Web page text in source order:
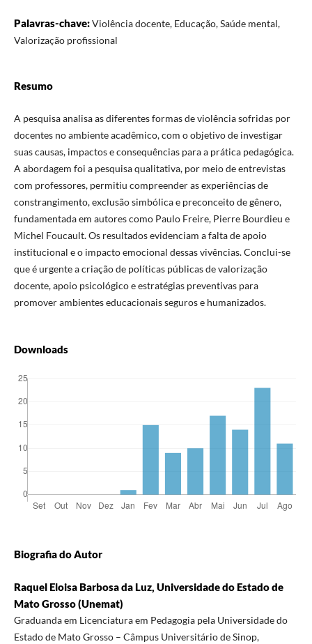
Palavras-chave:Violência docente, Educação, Saúde mental,
Valorização profissional
Resumo
A pesquisa analisa as diferentes formas de violência sofridas por
docentes no ambiente acadêmico, com o objetivo de investigar
suas causas, impactos e consequências para a prática pedagógica.
A abordagem foi a pesquisa qualitativa, por meio de entrevistas
com professores, permitiu compreender as experiências de
constrangimento, exclusão simbólica e preconceito de gênero,
fundamentada em autores como Paulo Freire, Pierre Bourdieu e
Michel Foucault. Os resultados evidenciam a falta de apoio
institucional e o impacto emocional dessas vivências. Conclui-se
que é urgente a criação de políticas públicas de valorização
docente, apoio psicológico e estratégias preventivas para
promover ambientes educacionais seguros e humanizados.
Downloads
Biografia do Autor
Raquel Eloisa Barbosa da Luz, Universidade do Estado de
Mato Grosso (Unemat)
Graduanda em Licenciatura em Pedagogia pela Universidade do
Estado de Mato Grosso – Câmpus Universitário de Sinop,